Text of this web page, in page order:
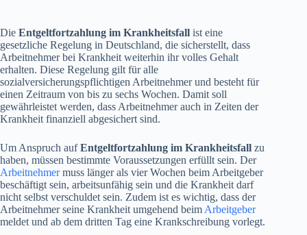
Die Entgeltfortzahlung im Krankheitsfall ist eine
gesetzliche Regelung in Deutschland, die sicherstellt, dass
Arbeitnehmer bei Krankheit weiterhin ihr volles Gehalt
erhalten. Diese Regelung gilt für alle
sozialversicherungspflichtigen Arbeitnehmer und besteht für
einen Zeitraum von bis zu sechs Wochen. Damit soll
gewährleistet werden, dass Arbeitnehmer auch in Zeiten der
Krankheit finanziell abgesichert sind.
Um Anspruch aufEntgeltfortzahlung im Krankheitsfall zu
haben, müssen bestimmte Voraussetzungen erfüllt sein. Der
Arbeitnehmermuss länger als vier Wochen beim Arbeitgeber
beschäftigt sein, arbeitsunfähig sein und die Krankheit darf
nicht selbst verschuldet sein. Zudem ist es wichtig, dass der
Arbeitnehmer seine Krankheit umgehend beim Arbeitgeber
meldet und ab dem dritten Tag eine Krankschreibung vorlegt.